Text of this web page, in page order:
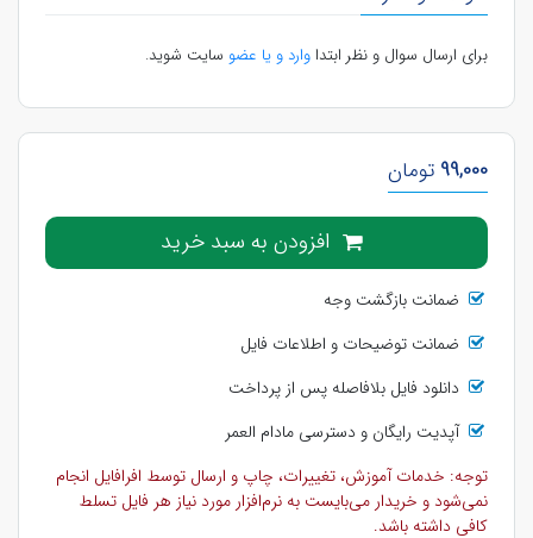
برای ارسال سوال و نظر ابتداوارد و یا عضو سایت شوید.
99,000 تومان
افزودن به سبد خرید
ضمانت بازگشت وجه
ضمانت توضیحات و اطلاعات فایل
دانلود فایل بلافاصله پس از پرداخت
آپدیت رایگان و دسترسی مادام العمر
توجه: خدمات آموزش، تغییرات، چاپ و ارسال توسط افرافایل انجام
نمی‌شود و خریدار می‌بایست به نرم‌افزار مورد نیاز هر فایل تسلط
کافی داشته باشد.